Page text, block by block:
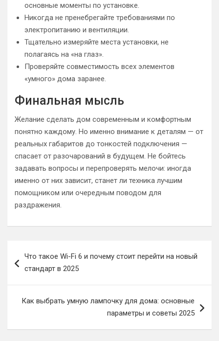
основные моменты по установке.
Никогда не пренебрегайте требованиями по
электропитанию и вентиляции.
Тщательно измеряйте места установки, не
полагаясь на «на глаз».
Проверяйте совместимость всех элементов
«умного» дома заранее.
Финальная мысль
Желание сделать дом современным и комфортным
понятно каждому. Но именно внимание к деталям — от
реальных габаритов до тонкостей подключения —
спасает от разочарований в будущем. Не бойтесь
задавать вопросы и перепроверять мелочи: иногда
именно от них зависит, станет ли техника лучшим
помощником или очередным поводом для
раздражения.
по
Что такое Wi-Fi 6 и почему стоит перейти на новый
стандарт в 2025
Как выбрать умную лампочку для дома: основные
параметры и советы 2025